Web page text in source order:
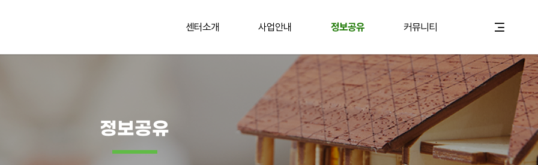
센터소개 사업안내 정보공유 커뮤니티
정보공유